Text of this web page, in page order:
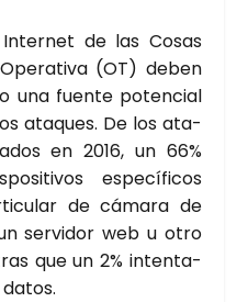
de las Cosas
(OT) deben
una fuen­te poten­cial
ata­ques. De los ata­
en 2016, un 66%
espe­cí­fi­cos
de cáma­ra de
ser­vi­dor web u otro
que un 2% inten­ta­